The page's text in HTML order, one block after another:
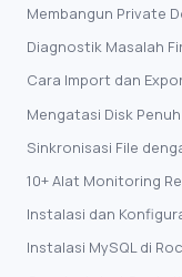
Membangun Private
Diagnostik Masalah
Cara Import dan
Mengatasi Disk
Sinkronisasi File
10+ Alat Monitoring
Instalasi dan
Instalasi MySQL di